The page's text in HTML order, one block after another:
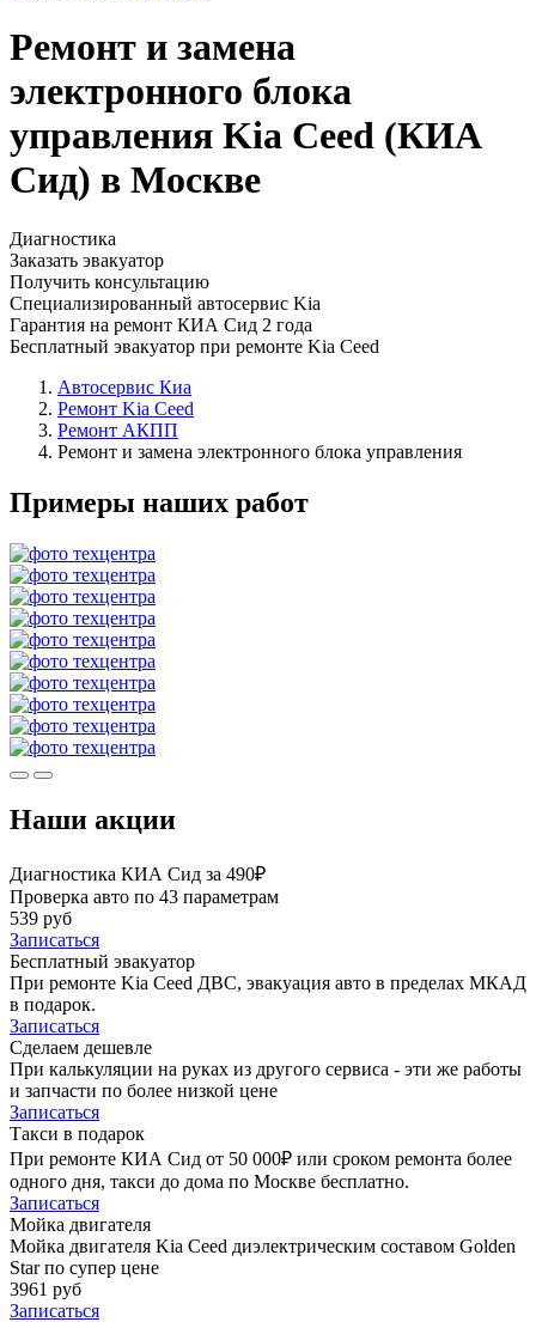
Ремонт и замена
электронного блока
управления Kia Ceed (КИА
Сид) в Москве
Диагностика
Заказать эвакуатор
Получить консультацию
Специализированный автосервис Kia
Гарантия на ремонт КИА Сид 2 года
Бесплатный эвакуатор при ремонте Kia Ceed
Автосервис Киа
Ремонт Kia Ceed
Ремонт АКПП
Ремонт и замена электронного блока управления
Примеры наших работ
Наши акции
Диагностика КИА Сид за 490₽
Проверка авто по 43 параметрам
539 руб
Записаться
Бесплатный эвакуатор
При ремонте Kia Ceed ДВС, эвакуация авто в пределах МКАД
в подарок.
Записаться
Сделаем дешевле
При калькуляции на руках из другого сервиса - эти же работы
и запчасти по более низкой цене
Записаться
Такси в подарок
При ремонте КИА Сид от 50 000₽ или сроком ремонта более
одного дня, такси до дома по Москве бесплатно.
Записаться
Мойка двигателя
Мойка двигателя Kia Ceed диэлектрическим составом Golden
Star по супер цене
3961 руб
Записаться